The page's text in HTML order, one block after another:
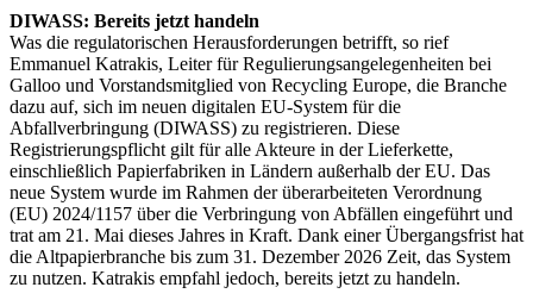
DIWASS: Bereits jetzt handeln
Was die regulatorischen Herausforderungen betrifft, so rief
Emmanuel Katrakis, Leiter für Regulierungsangelegenheiten bei
Galloo und Vorstandsmitglied von Recycling Europe, die Branche
dazu auf, sich im neuen digitalen EU-System für die
Abfallverbringung (DIWASS) zu registrieren. Diese
Registrierungspflicht gilt für alle Akteure in der Lieferkette,
einschließlich Papierfabriken in Ländern außerhalb der EU. Das
neue System wurde im Rahmen der überarbeiteten Verordnung
(EU) 2024/1157 über die Verbringung von Abfällen eingeführt und
trat am 21. Mai dieses Jahres in Kraft. Dank einer Übergangsfrist hat
die Altpapierbranche bis zum 31. Dezember 2026 Zeit, das System
zu nutzen. Katrakis empfahl jedoch, bereits jetzt zu handeln.